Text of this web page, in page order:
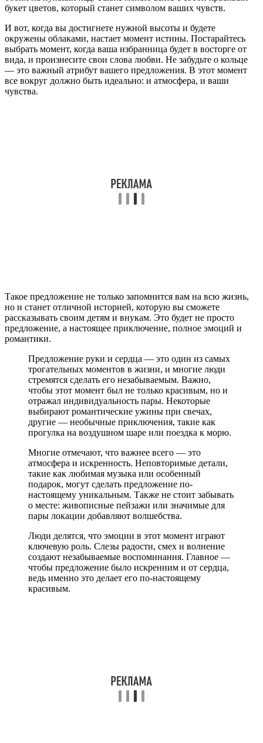
букет цветов, который станет символом ваших чувств.
И вот, когда вы достигнете нужной высоты и будете
окружены облаками, настает момент истины. Постарайтесь
выбрать момент, когда ваша избранница будет в восторге от
вида, и произнесите свои слова любви. Не забудьте о кольце
— это важный атрибут вашего предложения. В этот момент
все вокруг должно быть идеально: и атмосфера, и ваши
чувства.
Такое предложение не только запомнится вам на всю жизнь,
но и станет отличной историей, которую вы сможете
рассказывать своим детям и внукам. Это будет не просто
предложение, а настоящее приключение, полное эмоций и
романтики.
Предложение руки и сердца — это один из самых
трогательных моментов в жизни, и многие люди
стремятся сделать его незабываемым. Важно,
чтобы этот момент был не только красивым, но и
отражал индивидуальность пары. Некоторые
выбирают романтические ужины при свечах,
другие — необычные приключения, такие как
прогулка на воздушном шаре или поездка к морю.
Многие отмечают, что важнее всего — это
атмосфера и искренность. Неповторимые детали,
такие как любимая музыка или особенный
подарок, могут сделать предложение по-
настоящему уникальным. Также не стоит забывать
о месте: живописные пейзажи или значимые для
пары локации добавляют волшебства.
Люди делятся, что эмоции в этот момент играют
ключевую роль. Слезы радости, смех и волнение
создают незабываемые воспоминания. Главное —
чтобы предложение было искренним и от сердца,
ведь именно это делает его по-настоящему
красивым.